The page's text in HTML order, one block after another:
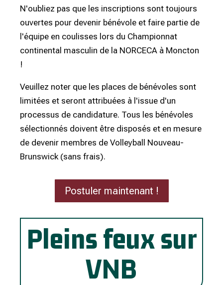
N'oubliez pas que les inscriptions sont toujours
ouvertes pour devenir bénévole et faire partie de
l'équipe en coulisses lors du Championnat
continental masculin de la NORCECA à Moncton
!
Veuillez noter que les places de bénévoles sont
limitées et seront attribuées à l'issue d'un
processus de candidature. Tous les bénévoles
sélectionnés doivent être disposés et en mesure
de devenir membres de Volleyball Nouveau-
Brunswick (sans frais).
Postuler maintenant !
Pleins feux sur
VNB